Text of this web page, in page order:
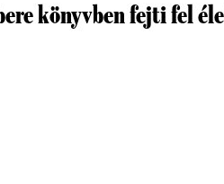
könyvben fejti fel